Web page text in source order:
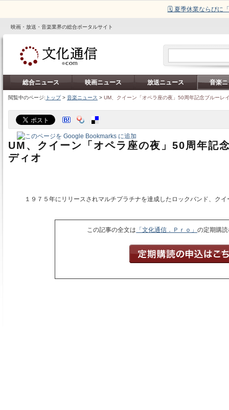
🗓️ 夏季休業ならびに
映画・放送・音楽業界の総合ポータルサイト
総合ニュース 映画ニュース 放送ニュース 音楽
閲覧中のページ: トップ> 音楽ニュース > UM、クイーン「オペラ座の夜」50周年記念ブルーレ
UM、クイーン「オペラ座の夜」50周年記
ディオ
１９７５年にリリースされマルチプラチナを達成したロックバンド、ク
この記事の全文は 「文化通信．Ｐｒｏ」の定期購